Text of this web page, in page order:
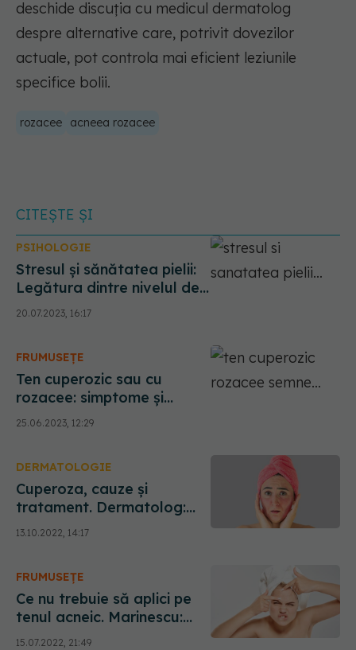
deschide discuția cu medicul dermatolog
despre alternative care, potrivit dovezilor
actuale, pot controla mai eficient leziunile
specifice bolii.
rozacee acneea rozacee
CITEȘTE ȘI
PSIHOLOGIE
Stresul și sănătatea pielii:
Legătura dintre nivelul de
stres și apariția acneei sau
a altor probleme cutanate
20.07.2023, 16:17
FRUMUSEȚE
Ten cuperozic sau cu
rozacee: simptome și
cauze. Semnul de pe față
care îți arată că ești
prea picant
25.06.2023, 12:29
DERMATOLOGIE
Cuperoza, cauze și
tratament. Dermatolog:
Stresul psiho-emoțional,
factor agravant
13.10.2022, 14:17
FRUMUSEȚE
Ce nu trebuie să aplici pe
tenul acneic. Marinescu:
Sunt timpi pentru fiecare
15.07.2022, 21:49